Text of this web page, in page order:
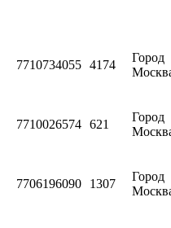
7710734055 4174
Город
7710026574 621
Город
7706196090 1307
Город